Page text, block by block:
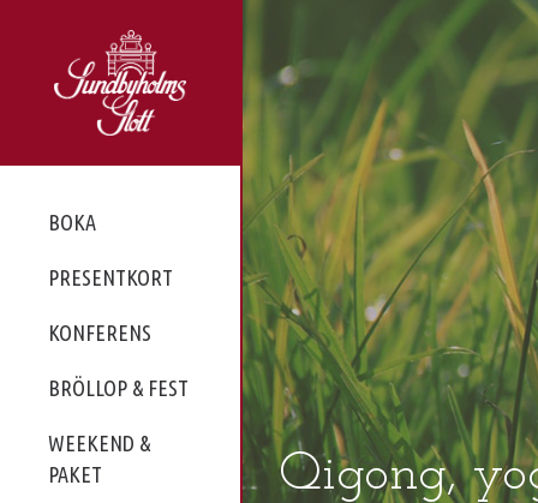
BOKA
PRESENTKORT
KONFERENS
BRÖLLOP & FEST
WEEKEND &
PAKET
Qigong,